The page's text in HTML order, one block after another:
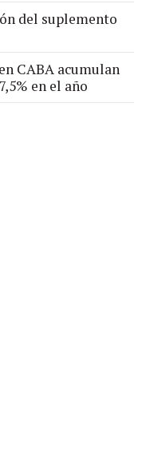
del suplemento
CABA acumulan
en el año